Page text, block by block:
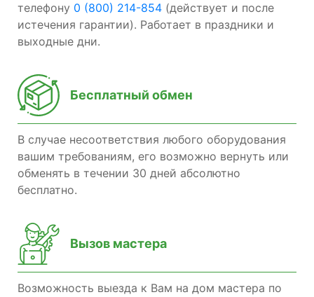
телефону 0 (800) 214-854 (действует и после
истечения гарантии). Работает в праздники и
выходные дни.
Бесплатный обмен
В случае несоответствия любого оборудования
вашим требованиям, его возможно вернуть или
обменять в течении 30 дней абсолютно
бесплатно.
Вызов мастера
Возможность выезда к Вам на дом мастера по